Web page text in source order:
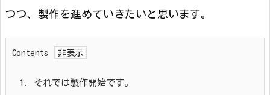
つつ、製作を進めていきたいと思います。
Contents
1.
それでは製作開始です。